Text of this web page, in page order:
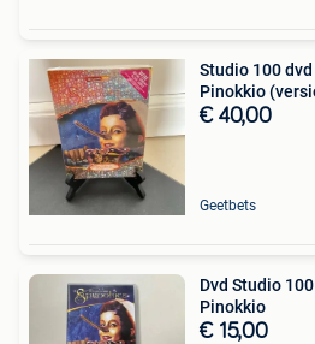
Studio 100
Pinokkio
€ 40,00
Geetbets
Dvd Studio
Pinokkio
€ 15,00